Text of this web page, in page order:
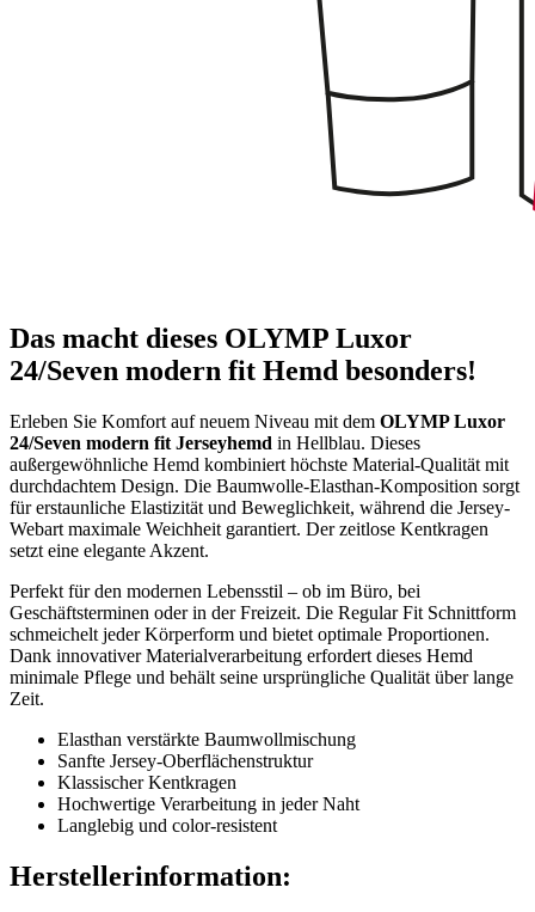
Das macht dieses OLYMP Luxor
24/Seven modern fit Hemd besonders!
Erleben Sie Komfort auf neuem Niveau mit dem OLYMP Luxor
24/Seven modern fit Jerseyhemd in Hellblau. Dieses
außergewöhnliche Hemd kombiniert höchste Material-Qualität mit
durchdachtem Design. Die Baumwolle-Elasthan-Komposition sorgt
für erstaunliche Elastizität und Beweglichkeit, während die Jersey-
Webart maximale Weichheit garantiert. Der zeitlose Kentkragen
setzt eine elegante Akzent.
Perfekt für den modernen Lebensstil – ob im Büro, bei
Geschäftsterminen oder in der Freizeit. Die Regular Fit Schnittform
schmeichelt jeder Körperform und bietet optimale Proportionen.
Dank innovativer Materialverarbeitung erfordert dieses Hemd
minimale Pflege und behält seine ursprüngliche Qualität über lange
Zeit.
Elasthan verstärkte Baumwollmischung
Sanfte Jersey-Oberflächenstruktur
Klassischer Kentkragen
Hochwertige Verarbeitung in jeder Naht
Langlebig und color-resistent
Herstellerinformation: